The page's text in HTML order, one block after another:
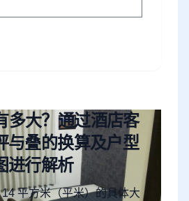
多大？通过酒店客
与叠的换算及户型
进行解析
平方米（平米）的具体大